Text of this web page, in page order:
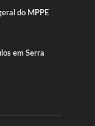
do MPPE
em Serra